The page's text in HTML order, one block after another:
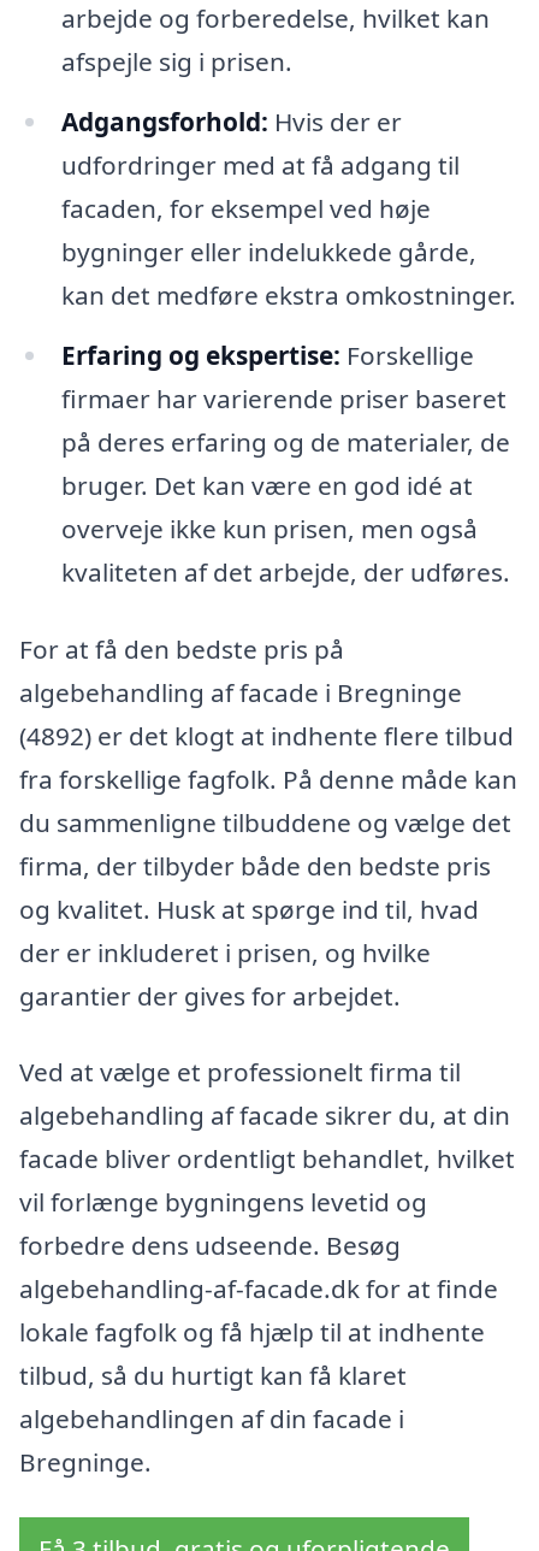
arbejde og forberedelse, hvilket kan
afspejle sig i prisen.
Adgangsforhold: Hvis der er
udfordringer med at få adgang til
facaden, for eksempel ved høje
bygninger eller indelukkede gårde,
kan det medføre ekstra omkostninger.
Erfaring og ekspertise: Forskellige
firmaer har varierende priser baseret
på deres erfaring og de materialer, de
bruger. Det kan være en god idé at
overveje ikke kun prisen, men også
kvaliteten af det arbejde, der udføres.
For at få den bedste pris på
algebehandling af facade i Bregninge
(4892) er det klogt at indhente flere tilbud
fra forskellige fagfolk. På denne måde kan
du sammenligne tilbuddene og vælge det
firma, der tilbyder både den bedste pris
og kvalitet. Husk at spørge ind til, hvad
der er inkluderet i prisen, og hvilke
garantier der gives for arbejdet.
Ved at vælge et professionelt firma til
algebehandling af facade sikrer du, at din
facade bliver ordentligt behandlet, hvilket
vil forlænge bygningens levetid og
forbedre dens udseende. Besøg
algebehandling-af-facade.dk for at finde
lokale fagfolk og få hjælp til at indhente
tilbud, så du hurtigt kan få klaret
algebehandlingen af din facade i
Bregninge.